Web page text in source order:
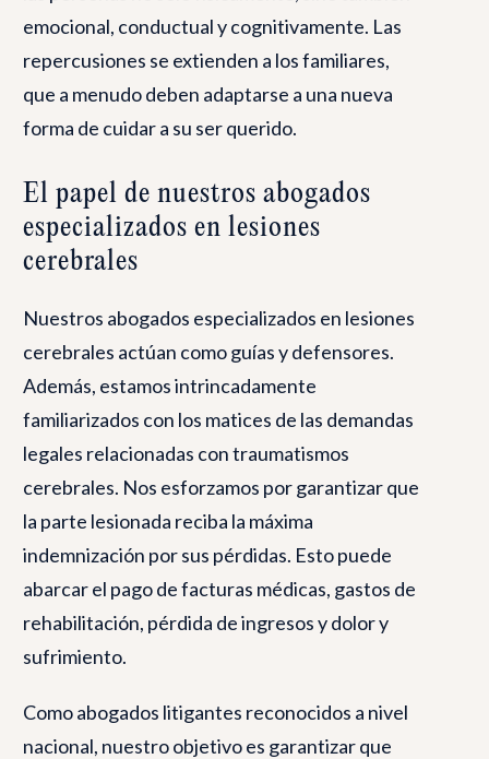
emocional, conductual y cognitivamente. Las
repercusiones se extienden a los familiares,
que a menudo deben adaptarse a una nueva
forma de cuidar a su ser querido.
El papel de nuestros abogados
especializados en lesiones
cerebrales
Nuestros abogados especializados en lesiones
cerebrales actúan como guías y defensores.
Además, estamos intrincadamente
familiarizados con los matices de las demandas
legales relacionadas con traumatismos
cerebrales. Nos esforzamos por garantizar que
la parte lesionada reciba la máxima
indemnización por sus pérdidas. Esto puede
abarcar el pago de facturas médicas, gastos de
rehabilitación, pérdida de ingresos y dolor y
sufrimiento.
Como abogados litigantes reconocidos a nivel
nacional, nuestro objetivo es garantizar que